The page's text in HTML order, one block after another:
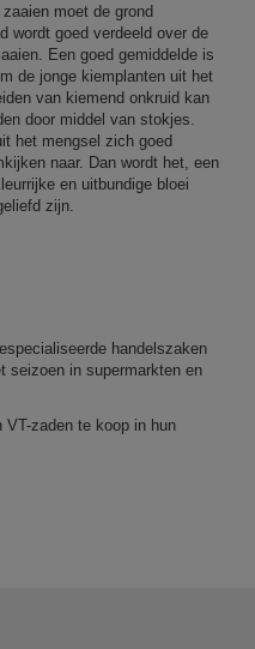
moet de grond
wordt goed verdeeld over de
Een goed gemiddelde is
de jonge kiemplanten uit het
van kiemend onkruid kan
door middel van stokjes.
het mengsel zich goed
naar. Dan wordt het, een
en uitbundige bloei
zijn.
handelszaken
seizoen in supermarkten en
VT-zaden te koop in hun